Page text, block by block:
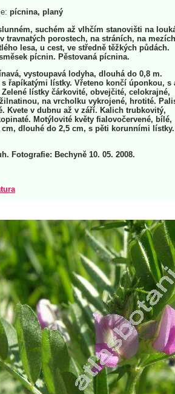
pícnina, planý
suchém až vlhčím stanovišti na
travnatých porostech, na stráních, na
lesa, u cest, ve středně těžkých půdách.
pícnin. Pěstovaná pícnina.
vystoupavá lodyha, dlouhá do 0,8 m.
řapíkatými lístky. Vřeteno končí úponkou, s
lístky čárkovité, obvejčité, celokrajné,
na vrcholku vykrojené, hrotité.
Kvete v dubnu až v září. Kalich trubkovitý,
Motýlovité květy fialovočervené, bílé,
cm, dlouhé do 2,5 cm, s pěti korunními lístky.
Fotografie: Bechyně 10. 05. 2008.